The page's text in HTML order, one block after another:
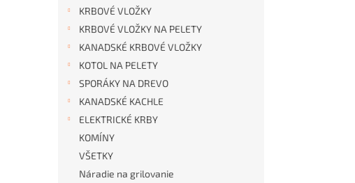
KRBOVÉ VLOŽKY
KRBOVÉ VLOŽKY NA PELETY
KANADSKÉ KRBOVÉ VLOŽKY
KOTOL NA PELETY
SPORÁKY NA DREVO
KANADSKÉ KACHLE
ELEKTRICKÉ KRBY
KOMÍNY
VŠETKY
Náradie na grilovanie